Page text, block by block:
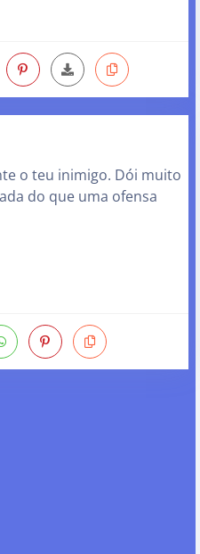
o teu inimigo. Dói muito
do que uma ofensa